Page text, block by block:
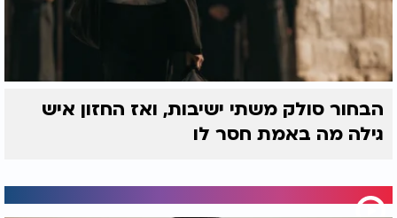
הבחור סולק משתי ישיבות, ואז החזון איש
גילה מה באמת חסר לו